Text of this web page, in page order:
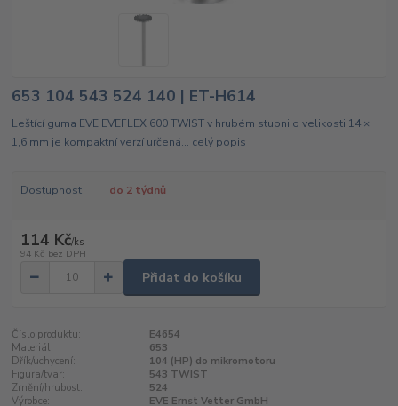
653 104 543 524 140 | ET-H614
Leštící guma EVE EVEFLEX 600 TWIST v hrubém stupni o velikosti 14 ×
1,6 mm je kompaktní verzí určená... celý popis
Dostupnost do 2 týdnů
114 Kč/ks
94 Kč bez DPH
Přidat do košíku
Číslo produktu:
E4654
Materiál:
653
Dřík/uchycení:
104 (HP) do mikromotoru
Figura/tvar:
543 TWIST
Zrnění/hrubost:
524
Výrobce:
EVE Ernst Vetter GmbH